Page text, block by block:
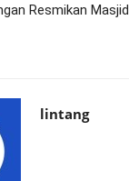
Resmikan
lintang